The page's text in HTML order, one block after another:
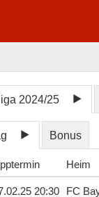
2024/25
Bonus
Heim
20:30 FC